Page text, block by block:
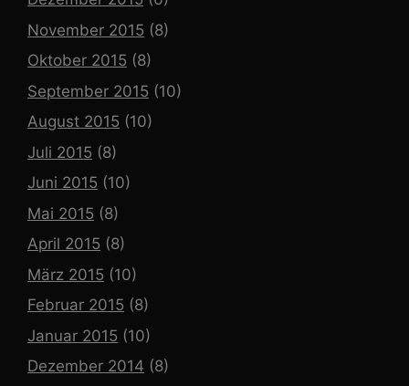
November 2015 (8)
Oktober 2015 (8)
September 2015 (10)
August 2015 (10)
Juli 2015 (8)
Juni 2015 (10)
Mai 2015 (8)
April 2015 (8)
März 2015 (10)
Februar 2015 (8)
Januar 2015 (10)
Dezember 2014 (8)